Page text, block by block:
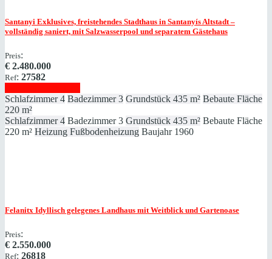
Santanyi Exklusives, freistehendes Stadthaus in Santanyís Altstadt –
vollständig saniert, mit Salzwasserpool und separatem Gästehaus
Preis:
€ 2.480.000
Ref: 27582
Schlafzimmer 4 Badezimmer 3 Grundstück 435 m² Bebaute Fläche
220 m²
Schlafzimmer 4 Badezimmer 3 Grundstück 435 m² Bebaute Fläche
220 m² Heizung Fußbodenheizung Baujahr 1960
Felanitx Idyllisch gelegenes Landhaus mit Weitblick und Gartenoase
Preis:
€ 2.550.000
Ref: 26818